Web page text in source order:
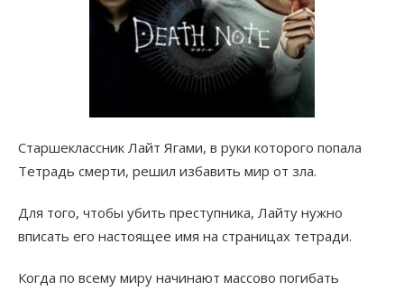
Старшеклассник Лайт Ягами, в руки которого попала
Тетрадь смерти, решил избавить мир от зла.
Для того, чтобы убить преступника, Лайту нужно
вписать его настоящее имя на страницах тетради.
Когда по всему миру начинают массово погибать